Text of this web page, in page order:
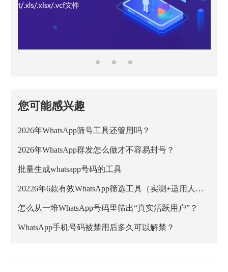
您可能感兴趣
2026年WhatsApp筛号工具还管用吗？
2026年WhatsApp群发怎么做才不容易封号？
批量生成whatsapp号码的工具
20226年6款有效WhatsApp筛选工具（实测+适用人群）
怎么从一堆WhatsApp号码里筛出“真实活跃用户”？
WhatsApp手机号码被禁用后多久可以解禁？